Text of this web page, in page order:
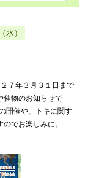
水）
７年３月３１日まで
催物のお知らせで
開催や、トキに関す
のでお楽しみに。